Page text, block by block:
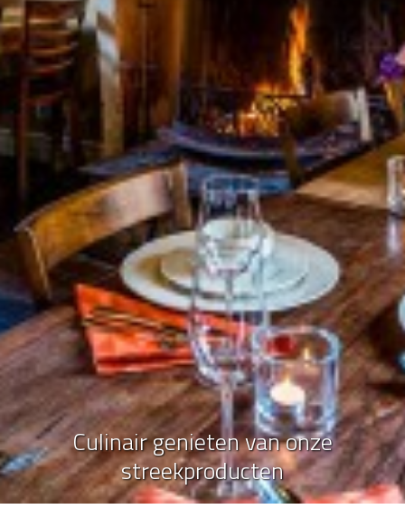
Culinair genieten van onze
streekproducten